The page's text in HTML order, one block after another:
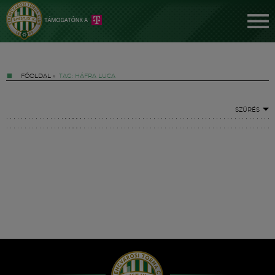
FŐOLDAL » TAG: HÁFRA LUCA
SZŰRÉS
Hírek